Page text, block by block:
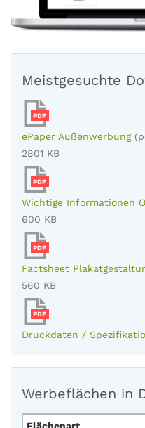
Meistgesuchte
PDF
ePaper Außenwerbung
2801 KB
PDF
Wichtige Informationen
600 KB
PDF
Factsheet
560 KB
PDF
Druckdaten /
Werbeflächen in
Flächenart